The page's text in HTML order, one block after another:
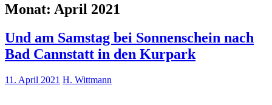
Monat: April 2021
Und am Samstag bei Sonnenschein nach
Bad Cannstatt in den Kurpark
11. April 2021 H. Wittmann